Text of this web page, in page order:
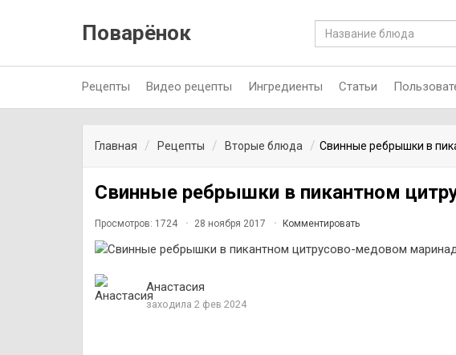
Поварёнок
Рецепты Видео рецепты Ингредиенты Статьи
Главная Рецепты Вторые блюда Свинные ребрышки в
Свинные ребрышки в пикантном
Просмотров: 1724 28 ноября 2017 Комментировать
Анастасия
заходила 2 фев 2024